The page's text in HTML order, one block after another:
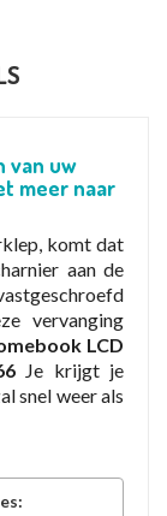
van uw
meer naar
komt dat
aan de
vervanging
LCD
Je krijgt je
snel weer als